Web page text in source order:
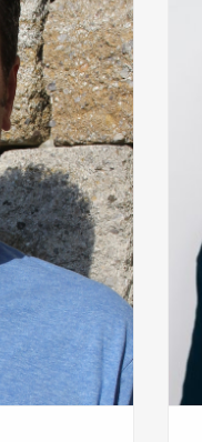
Benjamin Schwarzinger ist
für: Teamleitung,
Wartung, Service.